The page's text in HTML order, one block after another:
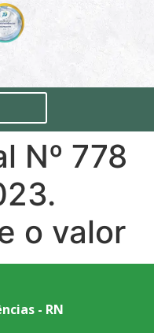
Nº 778
o valor
- RN